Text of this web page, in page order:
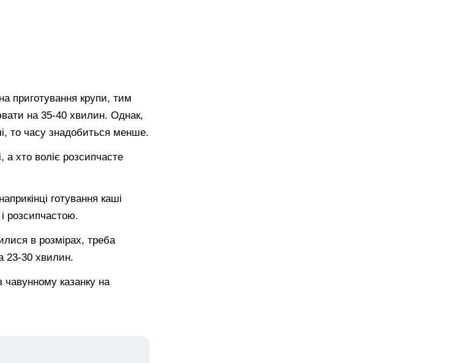
приготування крупи, тим
на 35-40 хвилин. Однак,
то часу знадобиться менше.
а хто воліє розсипчасте
готування каші
розсипчастою.
в розмірах, треба
23-30 хвилин.
казанку на